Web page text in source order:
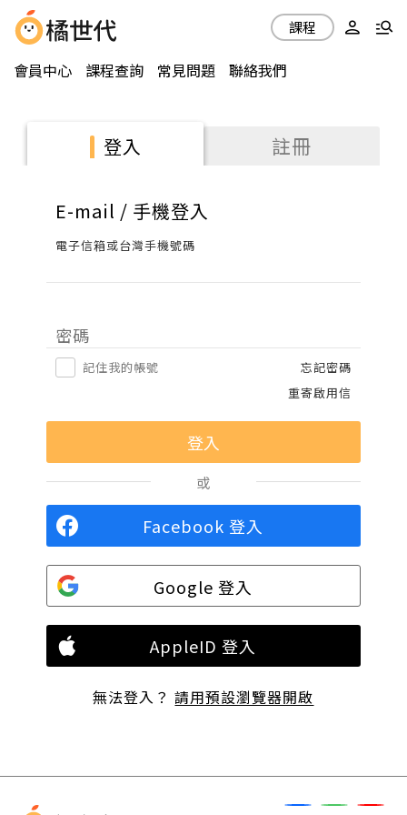
會員中心 課程查詢 常見問題 聯絡我們
課程
登入 註冊
E-mail / 手機登入
電子信箱或台灣手機號碼
密碼
記住我的帳號
忘記密碼
重寄啟用信
或
Facebook 登入
Google 登入
AppleID 登入
無法登入？請用預設瀏覽器開啟